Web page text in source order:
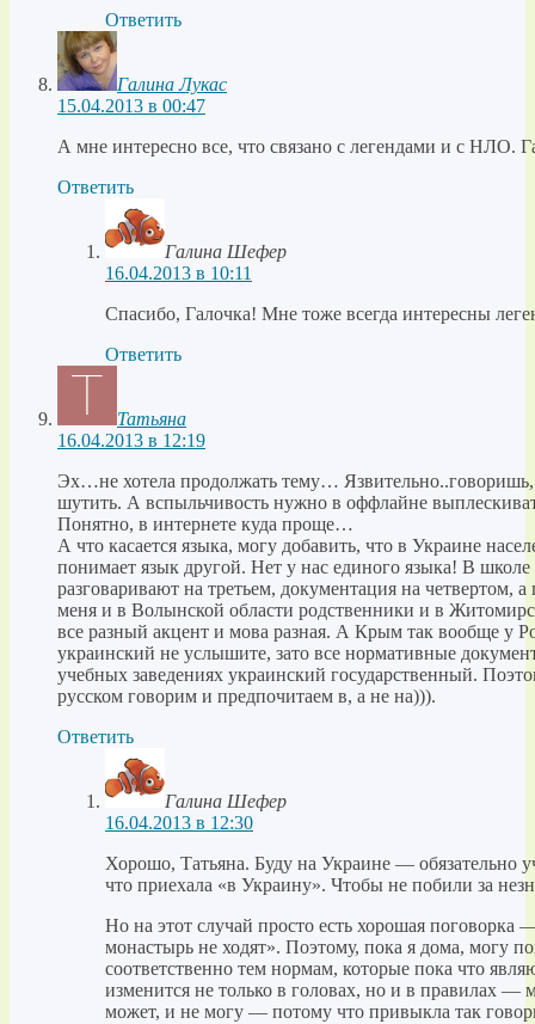
Ответить
Галина Лукас
15.04.2013 в 00:47
А мне интересно все, что связано с легендами и с НЛО.
Ответить
Галина Шефер
16.04.2013 в 10:11
Спасибо, Галочка! Мне тоже всегда интересны
Ответить
Татьяна
16.04.2013 в 12:19
Эх…не хотела продолжать тему…
шутить. А вспыльчивость нужно в оффлайне
Понятно, в интернете куда проще…
А что касается языка, могу добавить, что в Украине
понимает язык другой. Нет у нас единого языка! В школе
разговаривают на третьем, документация на четвертом,
меня и в Волынской области родственники и в
все разный акцент и мова разная. А Крым так вообще у
украинский не услышите, зато все нормативные
учебных заведениях украинский государственный.
русском говорим и предпочитаем в, а не на))).
Ответить
Галина Шефер
16.04.2013 в 12:30
Хорошо, Татьяна. Буду на Украине — обязательно
что приехала «в Украину». Чтобы не побили за
Но на этот случай просто есть хорошая поговорка
монастырь не ходят». Поэтому, пока я дома, могу
соответственно тем нормам, которые пока что
изменится не только в головах, но и в правилах —
может, и не могу — потому что привыкла так